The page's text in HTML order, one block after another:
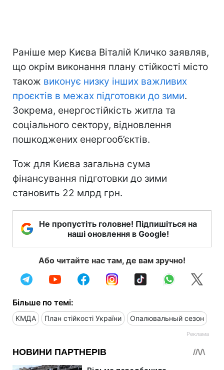
Раніше мер Києва Віталій Кличко заявляв,
що окрім виконання плану стійкості місто
також виконує низку інших важливих
проєктів в межах підготовки до зими.
Зокрема, енергостійкість житла та
соціального сектору, відновлення
пошкоджених енергооб’єктів.
Тож для Києва загальна сума
фінансування підготовки до зими
становить 22 млрд грн.
Не пропустіть головне! Підпишіться на
наші оновлення в Google!
Або читайте нас там, де вам зручно!
Більше по темі:
КМДА План стійкості України Опалювальный сезон